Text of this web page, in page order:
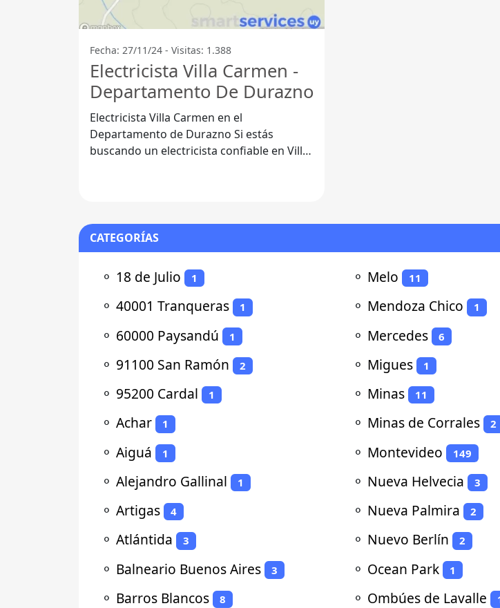
Fecha: 27/11/24 - Visitas: 1.388
Electricista Villa Carmen -
Departamento De Durazno
Electricista Villa Carmen en el
Departamento de Durazno Si estás
buscando un electricista confiable en Villa
CATEGORÍAS
⚬ 18 de Julio 1
⚬ 40001 Tranqueras 1
⚬ 60000 Paysandú 1
⚬ 91100 San Ramón 2
⚬ 95200 Cardal 1
⚬ Achar 1
⚬ Aiguá 1
⚬ Alejandro Gallinal 1
⚬ Artigas 4
⚬ Atlántida 3
⚬ Balneario Buenos Aires 3
⚬ Barros Blancos 8
⚬ Melo 11
⚬ Mendoza Chico 1
⚬ Mercedes 6
⚬ Migues 1
⚬ Minas 11
⚬ Minas de Corrales 2
⚬ Montevideo 149
⚬ Nueva Helvecia 3
⚬ Nueva Palmira 2
⚬ Nuevo Berlín 2
⚬ Ocean Park 1
⚬ Ombúes de Lavalle